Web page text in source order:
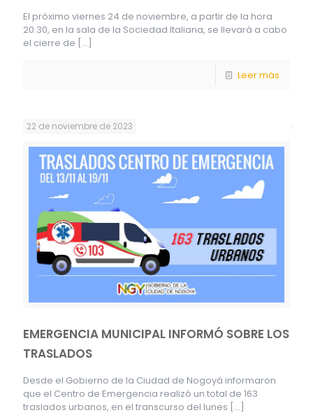
El próximo viernes 24 de noviembre, a partir de la hora
20.30, en la sala de la Sociedad Italiana, se llevará a cabo
el cierre de […]
Leer más
22 de noviembre de 2023
EMERGENCIA MUNICIPAL INFORMÓ SOBRE LOS
TRASLADOS
Desde el Gobierno de la Ciudad de Nogoyá informaron
que el Centro de Emergencia realizó un total de 163
traslados urbanos, en el transcurso del lunes […]